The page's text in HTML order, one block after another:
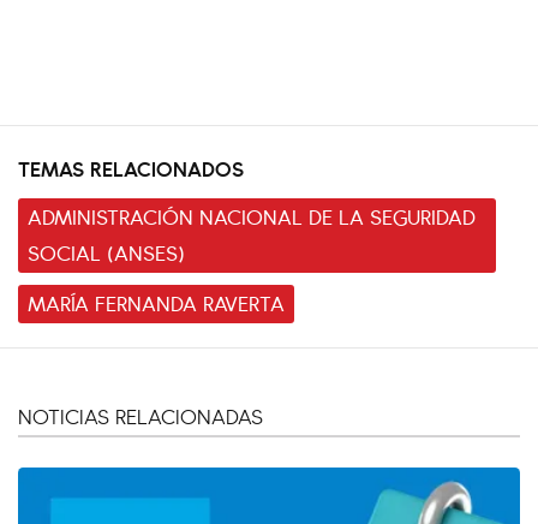
TEMAS RELACIONADOS
ADMINISTRACIÓN NACIONAL DE LA SEGURIDAD
SOCIAL (ANSES)
MARÍA FERNANDA RAVERTA
NOTICIAS RELACIONADAS